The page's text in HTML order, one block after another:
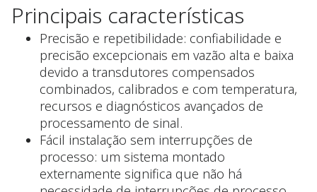
Principais características
Precisão e repetibilidade: confiabilidade e
precisão excepcionais em vazão alta e baixa
devido a transdutores compensados
combinados, calibrados e com temperatura,
recursos e diagnósticos avançados de
processamento de sinal.
Fácil instalação sem interrupções de
processo: um sistema montado
externamente significa que não há